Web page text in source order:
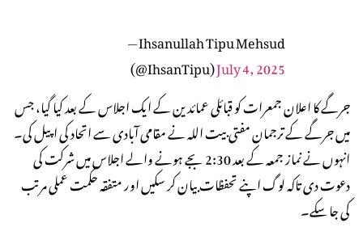
— Ihsanullah Tipu Mehsud
(@IhsanTipu)July 4, 2025
جرگے کا اعلان جمعرات کو قبائلی عمائدین کے ایک اجلاس کے بعد کیا گیا، جس
میں جرگے کے ترجمان مفتی بیت اللہ نے مقامی آبادی سے اتحاد کی اپیل کی۔
انہوں نے نماز جمعہ کے بعد 2:30 بجے ہونے والے اجلاس میں شرکت کی
دعوت دی تاکہ لوگ اپنے تحفظات بیان کر سکیں اور متفقہ حکمت عملی مرتب
کی جا سکے۔